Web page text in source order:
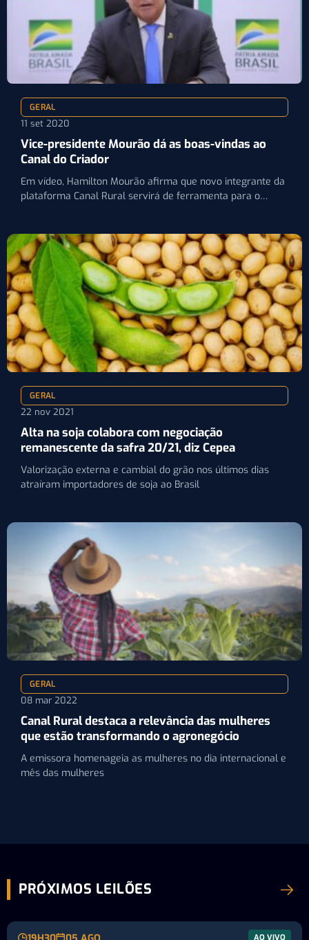
GERAL
11 set 2020
Vice-presidente Mourão dá as boas-vindas ao
Canal do Criador
Em vídeo, Hamilton Mourão afirma que novo integrante da
plataforma Canal Rural servirá de ferramenta para o
GERAL
22 nov 2021
Alta na soja colabora com negociação
remanescente da safra 20/21, diz Cepea
Valorização externa e cambial do grão nos últimos dias
atraíram importadores de soja ao Brasil
GERAL
08 mar 2022
Canal Rural destaca a relevância das mulheres
que estão transformando o agronegócio
A emissora homenageia as mulheres no dia internacional e
mês das mulheres
PRÓXIMOS LEILÕES
AO VIVO